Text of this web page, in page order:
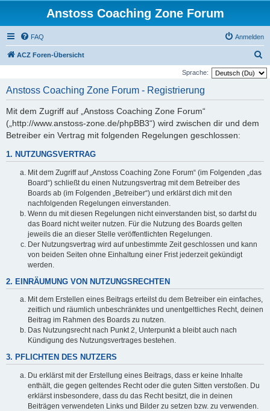
Anstoss Coaching Zone Forum
FAQ Anmelden
ACZ Foren-Übersicht
u
Sprache:
Anstoss Coaching Zone Forum - Registrierung
Mit dem Zugriff auf „Anstoss Coaching Zone Forum“
(„http://www.anstoss-zone.de/phpBB3“) wird zwischen dir und dem
Betreiber ein Vertrag mit folgenden Regelungen geschlossen:
1. NUTZUNGSVERTRAG
Mit dem Zugriff auf „Anstoss Coaching Zone Forum“ (im Folgenden „das
Board“) schließt du einen Nutzungsvertrag mit dem Betreiber des
Boards ab (im Folgenden „Betreiber“) und erklärst dich mit den
nachfolgenden Regelungen einverstanden.
Wenn du mit diesen Regelungen nicht einverstanden bist, so darfst du
das Board nicht weiter nutzen. Für die Nutzung des Boards gelten
jeweils die an dieser Stelle veröffentlichten Regelungen.
Der Nutzungsvertrag wird auf unbestimmte Zeit geschlossen und kann
von beiden Seiten ohne Einhaltung einer Frist jederzeit gekündigt
werden.
2. EINRÄUMUNG VON NUTZUNGSRECHTEN
Mit dem Erstellen eines Beitrags erteilst du dem Betreiber ein einfaches,
zeitlich und räumlich unbeschränktes und unentgeltliches Recht, deinen
Beitrag im Rahmen des Boards zu nutzen.
Das Nutzungsrecht nach Punkt 2, Unterpunkt a bleibt auch nach
Kündigung des Nutzungsvertrages bestehen.
3. PFLICHTEN DES NUTZERS
Du erklärst mit der Erstellung eines Beitrags, dass er keine Inhalte
enthält, die gegen geltendes Recht oder die guten Sitten verstoßen. Du
erklärst insbesondere, dass du das Recht besitzt, die in deinen
Beiträgen verwendeten Links und Bilder zu setzen bzw. zu verwenden.